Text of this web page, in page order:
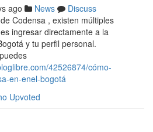
ago News
Discuss
Codensa , existen múltiples
ingresar directamente a la
y tu perfil personal.
42526874/cómo-
en-enel-bogotá
Upvoted